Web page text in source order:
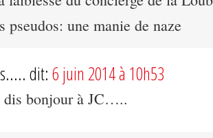
pseudos: une manie de naze
dit: 6 juin 2014 à 10h53
dis bonjour à JC…..